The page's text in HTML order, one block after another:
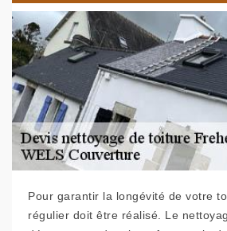
Pour garantir la longévité de votre
régulier doit être réalisé. Le